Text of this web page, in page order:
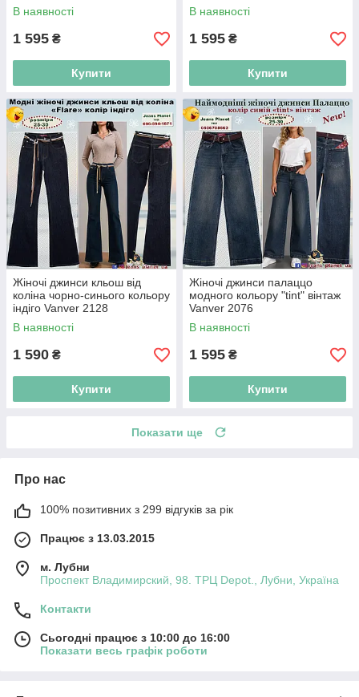
В наявності
1 595 ₴
Купити
В наявності
1 595 ₴
Купити
Жіночі джинси кльош від
коліна чорно-синього кольору
індіго Vanver 2128
В наявності
1 590 ₴
Купити
Жіночі джинси палаццо
модного кольору "tint" вінтаж
Vanver 2076
В наявності
1 595 ₴
Купити
Показати ще
Про нас
100% позитивних з 299 відгуків за рік
Працює з 13.03.2015
м. Лубни
Проспект Владимирский, 98. ТРЦ Depot., Лубни, Україна
Контакти
Сьогодні працює з 10:00 до 16:00
Показати весь графік роботи